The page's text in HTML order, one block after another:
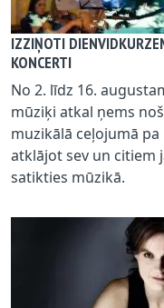
IZZIŅOTI
KONCERTI
No 2. līdz 16.
mūziķi atkal ņems
muzikālā ceļojumā
atklājot sev un citiem
satikties mūzikā.